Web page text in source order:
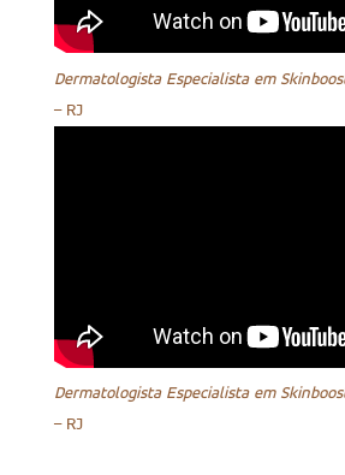
Dermatologista Especialista em
– RJ
Dermatologista Especialista em
– RJ